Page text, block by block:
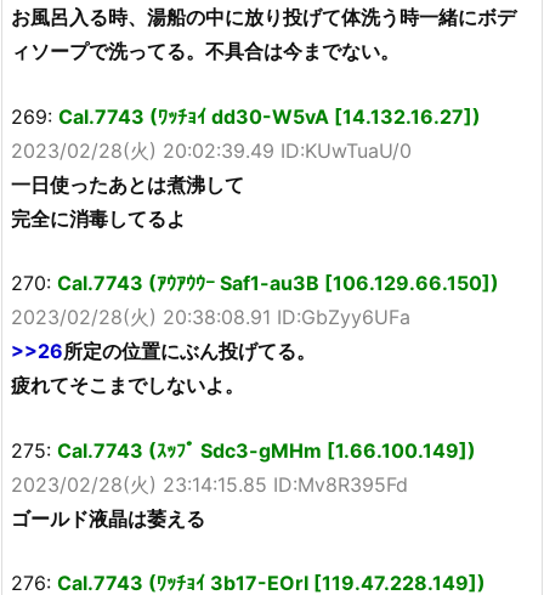
お風呂入る時、湯船の中に放り投げて体洗う時一緒にボデ
ィソープで洗ってる。不具合は今までない。
269: Cal.7743 (ﾜｯﾁｮｲ dd30-W5vA [14.132.16.27])
2023/02/28(火) 20:02:39.49 ID:KUwTuaU/0
一日使ったあとは煮沸して
完全に消毒してるよ
270: Cal.7743 (ｱｳｱｳｳｰ Saf1-au3B [106.129.66.150])
2023/02/28(火) 20:38:08.91 ID:GbZyy6UFa
>>26所定の位置にぶん投げてる。
疲れてそこまでしないよ。
275: Cal.7743 (ｽｯﾌﾟ Sdc3-gMHm [1.66.100.149])
2023/02/28(火) 23:14:15.85 ID:Mv8R395Fd
ゴールド液晶は萎える
276: Cal.7743 (ﾜｯﾁｮｲ 3b17-EOrI [119.47.228.149])